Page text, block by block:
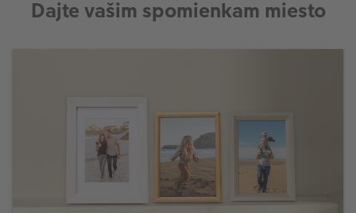
Dajte vašim spomienkam miesto